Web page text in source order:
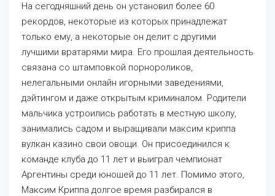
На сегодняшний день он установил более 60
рекордов, некоторые из которых принадлежат
только ему, а некоторые он делит с другими
лучшими вратарями мира. Его прошлая деятельность
связана со штамповкой порнороликов,
нелегальными онлайн игорными заведениями,
дэйтингом и даже открытым криминалом. Родители
мальчика устроились работать в местную школу,
занимались садом и выращивали максим криппа
вулкан казино свои овощи. Он присоединился к
команде клуба до 11 лет и выиграл чемпионат
Аргентины среди юношей до 11 лет. Помимо этого,
Максим Криппа долгое время разбирался в